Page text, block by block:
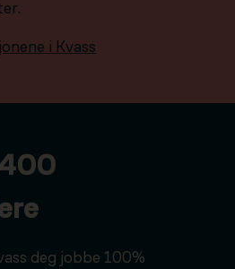
i Kvass
deg jobbe 100%